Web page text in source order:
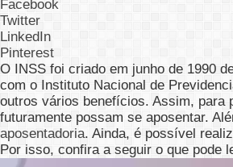
Facebook
Twitter
LinkedIn
Pinterest
O INSS foi criado em junho de 1990
com o Instituto Nacional de
outros vários benefícios. Assim, para
futuramente possam se aposentar.
aposentadoria. Ainda, é possível
Por isso, confira a seguir o que pode